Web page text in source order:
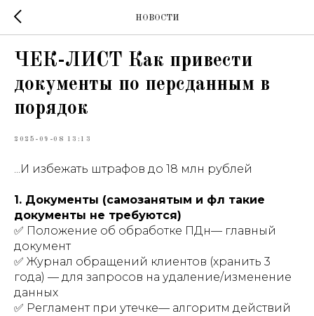
НОВОСТИ
ЧЕК-ЛИСТ Как привести
документы по персданным в
порядок
2025-09-08 13:13
...И избежать штрафов до 18 млн рублей
1. Документы (самозанятым и фл такие
документы не требуются)
✅ Положение об обработке ПДн— главный
документ
✅ Журнал обращений клиентов (хранить 3
года) — для запросов на удаление/изменение
данных
✅ Регламент при утечке— алгоритм действий